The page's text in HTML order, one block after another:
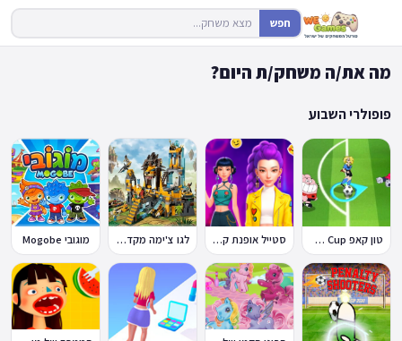
חפש
מה את/ה משחק/ת היום?
פופולרי השבוע
טון קאפ Toon Cup סטייל אופנת קיי-פופ לגו צ'ימה מקדש האריות מוגובי Mogobe